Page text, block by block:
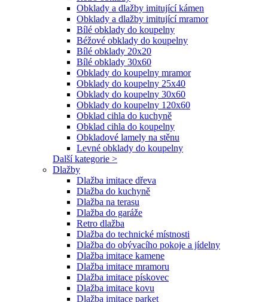
Obklady a dlažby imitující kámen
Obklady a dlažby imitující mramor
Bílé obklady do koupelny
Béžové obklady do koupelny
Bílé obklady 20x20
Bílé obklady 30x60
Obklady do koupelny mramor
Obklady do koupelny 25x40
Obklady do koupelny 30x60
Obklady do koupelny 120x60
Obklad cihla do kuchyně
Obklad cihla do koupelny
Obkladové lamely na stěnu
Levné obklady do koupelny
Další kategorie >
Dlažby
Dlažba imitace dřeva
Dlažba do kuchyně
Dlažba na terasu
Dlažba do garáže
Retro dlažba
Dlažba do technické místnosti
Dlažba do obývacího pokoje a jídelny
Dlažba imitace kamene
Dlažba imitace mramoru
Dlažba imitace pískovec
Dlažba imitace kovu
Dlažba imitace parket